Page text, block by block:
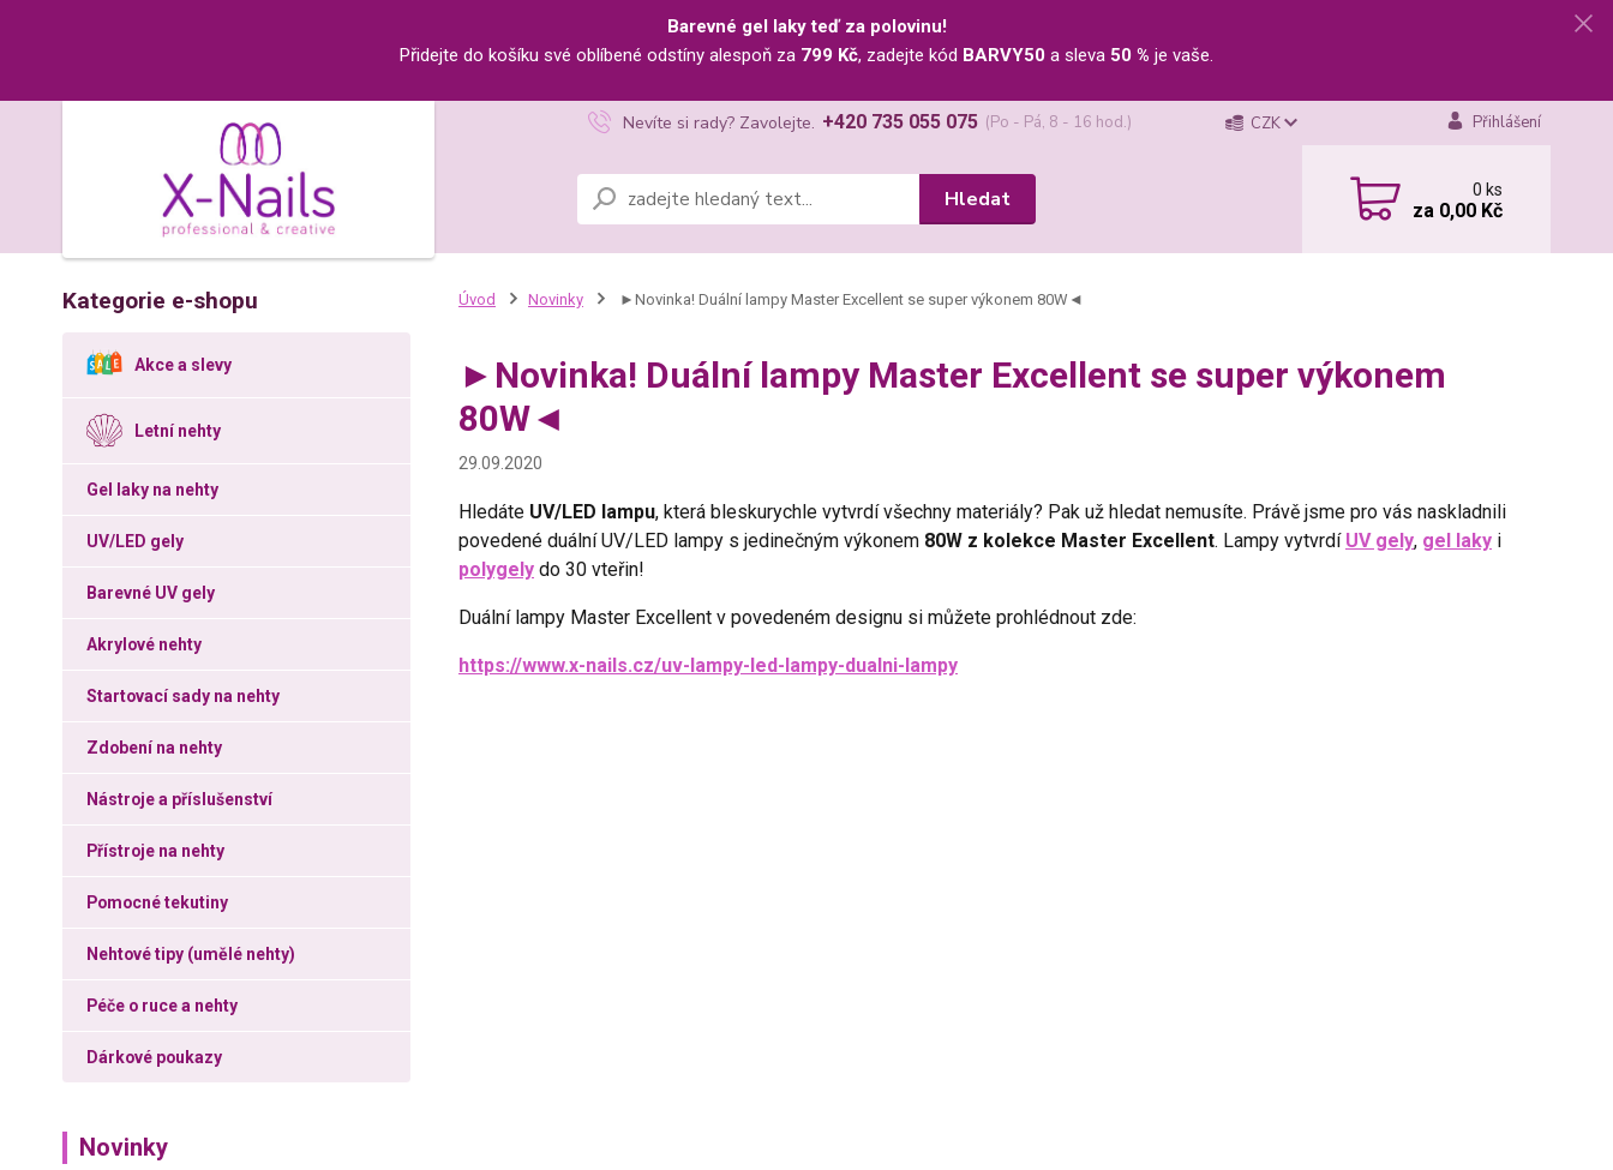
Barevné gel laky teď za polovinu!
Přidejte do košíku své oblíbené odstíny alespoň za 799 Kč, zadejte kód BARVY50 a sleva 50 % je vaše.
CZK Přihlášení
Hledat
Nevíte si rady? Zavolejte. +420 735 055 075 (Po - Pá, 8 - 16 hod.)
0ks
za 0,00 Kč
Kategorie e-shopu
Akce a slevy
Letní nehty
Gel laky na nehty
UV/LED gely
Barevné UV gely
Akrylové nehty
Startovací sady na nehty
Zdobení na nehty
Nástroje a příslušenství
Přístroje na nehty
Pomocné tekutiny
Nehtové tipy (umělé nehty)
Péče o ruce a nehty
Dárkové poukazy
Novinky
Úvod Novinky ►Novinka! Duální lampy Master Excellent se super výkonem 80W◄
►Novinka! Duální lampy Master Excellent se super výkonem
80W◄
29.09.2020
Hledáte UV/LED lampu, která bleskurychle vytvrdí všechny materiály? Pak už hledat nemusíte. Právě jsme pro vás naskladnili
povedené duální UV/LED lampy s jedinečným výkonem 80W z kolekce Master Excellent. Lampy vytvrdí UV gely, gel lakyi
polygelydo 30 vteřin!
Duální lampy Master Excellent v povedeném designu si můžete prohlédnout zde:
https://www.x-nails.cz/uv-lampy-led-lampy-dualni-lampy